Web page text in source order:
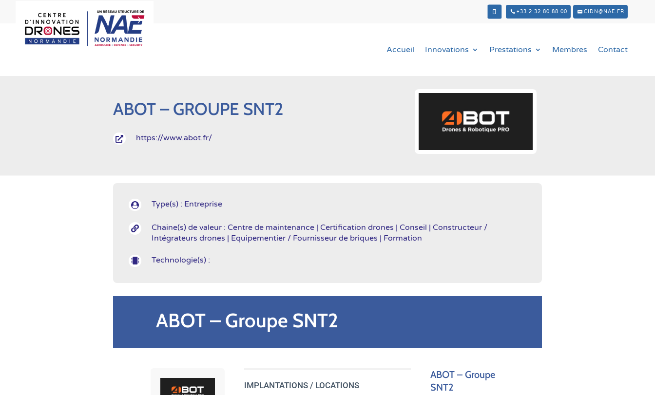
+33 2 32 80 88 00 CIDN@NAE.FR
Accueil Innovations Prestations Membres Contact
ABOT – GROUPE SNT2
 https://www.abot.fr/
 Type(s) : Entreprise

Chaine(s) de valeur : Centre de maintenance | Certification drones | Conseil | Constructeur /
Intégrateurs drones | Equipementier / Fournisseur de briques | Formation
 Technologie(s) :
ABOT – Groupe SNT2
IMPLANTATIONS / LOCATIONS
ABOT – Groupe
SNT2